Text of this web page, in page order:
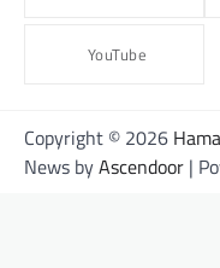
YouTube
Copyright © 2026
News byAscendoor |